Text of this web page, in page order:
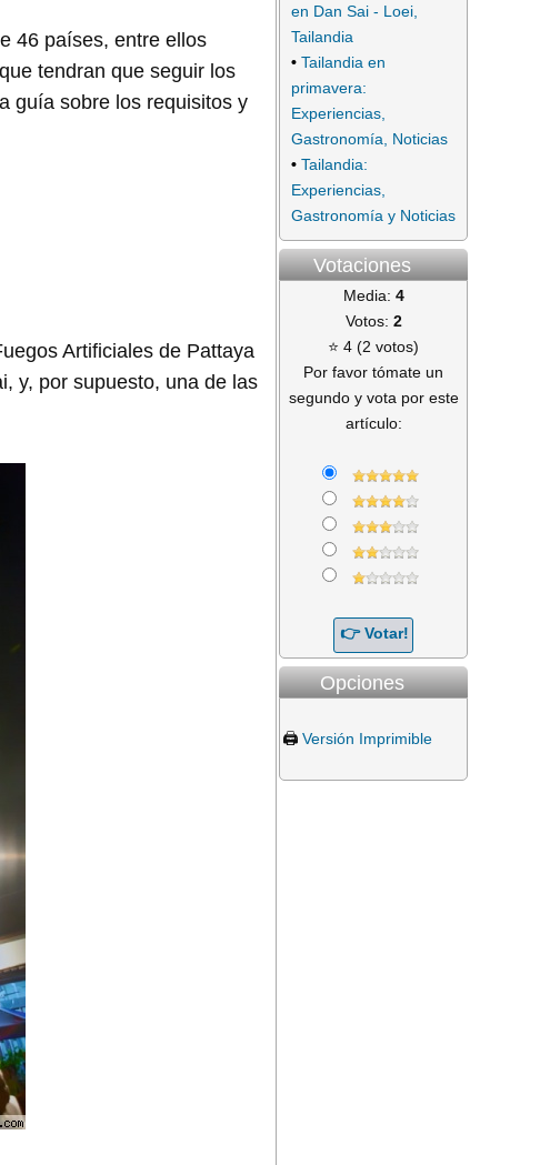
46 países, entre ellos
tendran que seguir los
guía sobre los requisitos y
Artificiales de Pattaya
y, por supuesto, una de las
en Dan Sai - Loei,
Tailandia
• Tailandia en
primavera:
Experiencias,
Gastronomía, Noticias
• Tailandia:
Experiencias,
Gastronomía y Noticias
Votaciones
Media: 4
Votos: 2
⭐ 4 (2 votos)
Por favor tómate un
segundo y vota por este
artículo:
Opciones
🖨️ Versión Imprimible